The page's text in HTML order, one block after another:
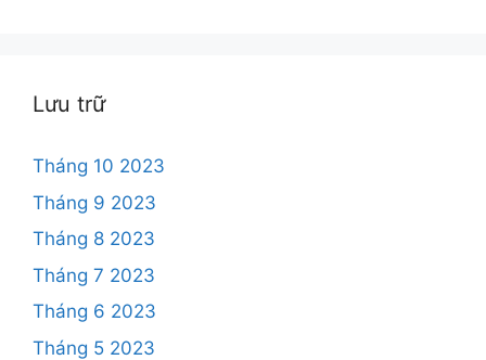
Lưu trữ
Tháng 10 2023
Tháng 9 2023
Tháng 8 2023
Tháng 7 2023
Tháng 6 2023
Tháng 5 2023